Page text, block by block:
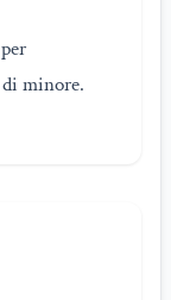
minore.